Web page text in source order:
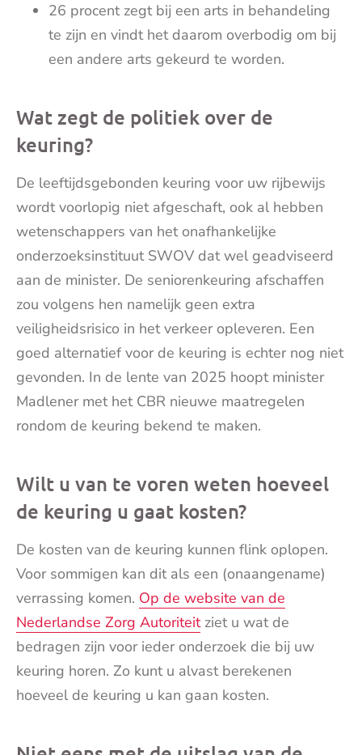
26 procent zegt bij een arts in behandeling
te zijn en vindt het daarom overbodig om bij
een andere arts gekeurd te worden.
Wat zegt de politiek over de
keuring?
De leeftijdsgebonden keuring voor uw rijbewijs
wordt voorlopig niet afgeschaft, ook al hebben
wetenschappers van het onafhankelijke
onderzoeksinstituut SWOV dat wel geadviseerd
aan de minister. De seniorenkeuring afschaffen
zou volgens hen namelijk geen extra
veiligheidsrisico in het verkeer opleveren. Een
goed alternatief voor de keuring is echter nog niet
gevonden. In de lente van 2025 hoopt minister
Madlener met het CBR nieuwe maatregelen
rondom de keuring bekend te maken.
Wilt u van te voren weten hoeveel
de keuring u gaat kosten?
De kosten van de keuring kunnen flink oplopen.
Voor sommigen kan dit als een (onaangename)
verrassing komen. Op de website van de
Nederlandse Zorg Autoriteitziet u wat de
bedragen zijn voor ieder onderzoek die bij uw
keuring horen. Zo kunt u alvast berekenen
hoeveel de keuring u kan gaan kosten.